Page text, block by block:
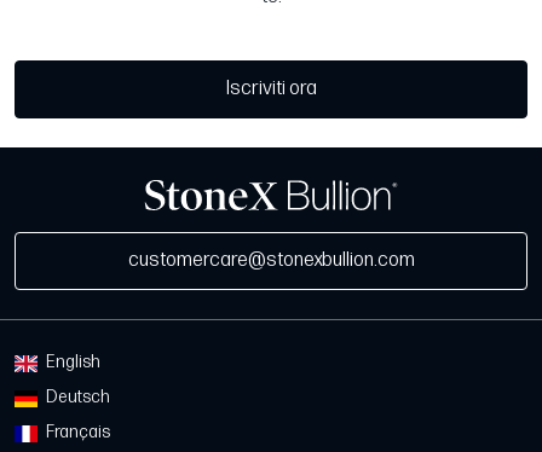
Iscriviti ora
customercare@stonexbullion.com
English
Deutsch
Français